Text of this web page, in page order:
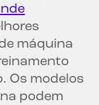
máquina
Os modelos
podem